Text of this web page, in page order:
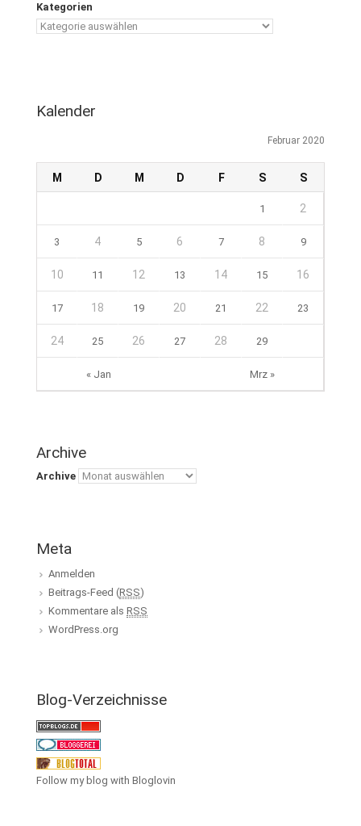
Kategorien
Kalender
Februar 2020
M D M D F S S
« Jan Mrz »
1 2
3 4 5 6 7 8 9
10 11 12 13 14 15 16
17 18 19 20 21 22 23
24 25 26 27 28 29
Archive
Archive
Meta
Anmelden
Beitrags-Feed (RSS)
Kommentare als RSS
WordPress.org
Blog-Verzeichnisse
Follow my blog with Bloglovin